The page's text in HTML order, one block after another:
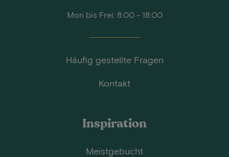
Mon bis Frei: 8:00 - 18:00
Häufig gestellte Fragen
Kontakt
Inspiration
Meistgebucht